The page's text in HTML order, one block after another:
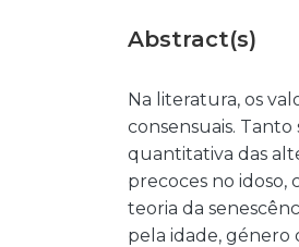
Abstract(s)
Na literatura, os
consensuais.
quantitativa das
precoces no idoso,
teoria da
pela idade, género